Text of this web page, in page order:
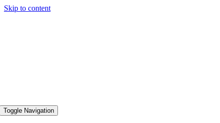
Skip to content
Toggle Navigation